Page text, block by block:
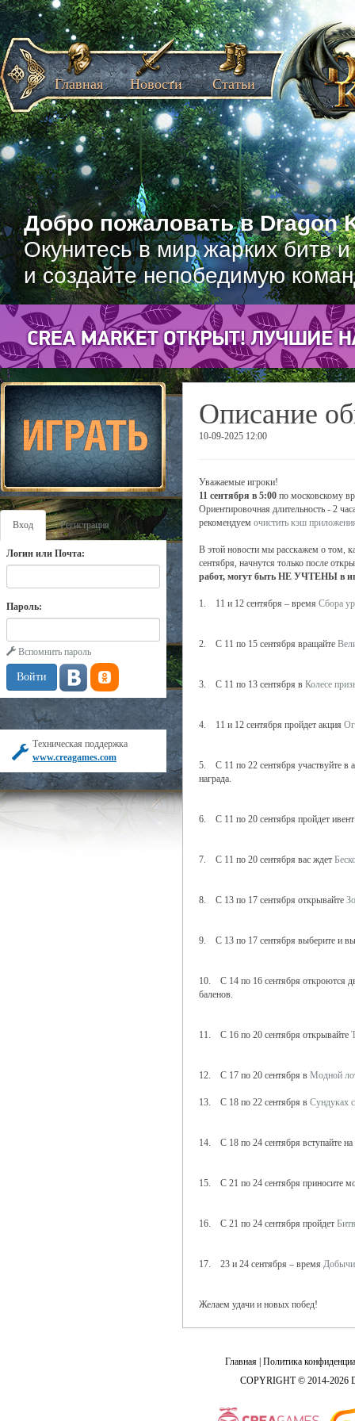
Добро пожаловать в Dragon
Окунитесь в мир жарких битв
и создайте непобедимую
Главная Новости Статьи
Вход Регистрация
Логин или Почта:
Пароль:
Вспомнить пароль
Техническая поддержка
www.creagames.com
Описание
10-09-2025 12:00
Уважаемые игроки!
11 сентября в 5:00 по московскому
Ориентировочная длительность - 2
рекомендуем очистить кэш
В этой новости мы расскажем о том,
сентября, начнутся только после
работ, могут быть НЕ УЧТЕНЫ в
1. 11 и 12 сентября – время Сбора
2. С 11 по 15 сентября вращайте
3. С 11 по 13 сентября в Колесе
4. 11 и 12 сентября пройдет акция
5. С 11 по 22 сентября участвуйте в
награда.
6. С 11 по 20 сентября пройдет
7. С 11 по 20 сентября вас ждет
8. С 13 по 17 сентября открывайте
9. С 13 по 17 сентября выберите и
10. С 14 по 16 сентября откроются
баленов.
11. С 16 по 20 сентября открывайте
12. С 17 по 20 сентября в Модной
13. С 18 по 22 сентября в Сундуках
14. С 18 по 24 сентября вступайте на
15. С 21 по 24 сентября приносите
16. С 21 по 24 сентября пройдет
17. 23 и 24 сентября – время Добычи
Желаем удачи и новых побед!
Главная Политика
COPYRIGHT © 2014-2026